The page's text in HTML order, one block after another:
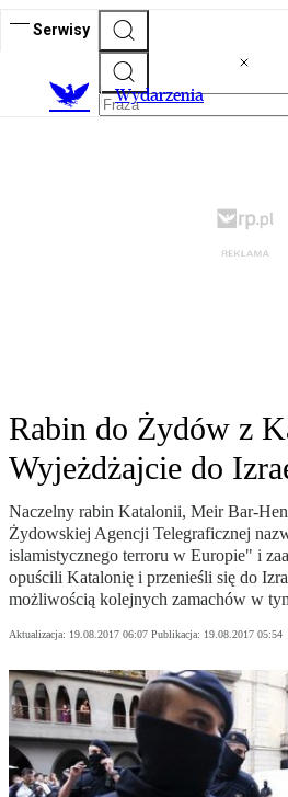
Serwisy
Wydarzenia
Rabin do Żydów z
Wyjeżdżajcie do
Naczelny rabin Katalonii, Meir Bar-
Żydowskiej Agencji Telegraficznej
islamistycznego terroru w Europie" i
opuścili Katalonię i przenieśli się do
możliwością kolejnych zamachów w
Aktualizacja: 19.08.2017 06:07 Publikacja: 19.08.2017 05:54